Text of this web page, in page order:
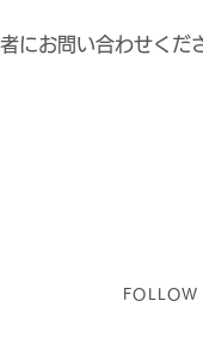
にお問い合わせくだ
FOLLOW